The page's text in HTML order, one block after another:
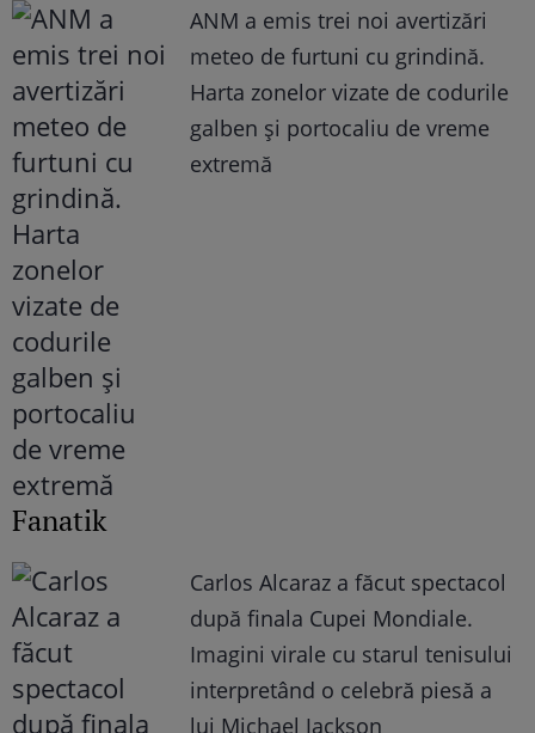
ANM a emis trei noi avertizări
meteo de furtuni cu grindină.
Harta zonelor vizate de codurile
galben și portocaliu de vreme
extremă
Fanatik
Carlos Alcaraz a făcut spectacol
după finala Cupei Mondiale.
Imagini virale cu starul tenisului
interpretând o celebră piesă a
lui Michael Jackson